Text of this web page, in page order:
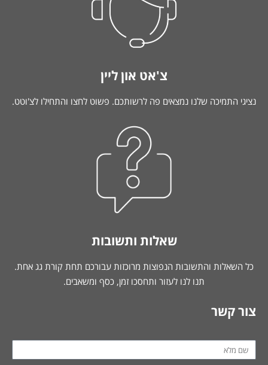
צ'אט און ליין
נציגי התמיכה שלנו נמצאים פה לרשותכם. פשוט לחצו והתחילו לצ'וטט.
שאלות ותשובות
כל השאלות והתשובות הנפוצות מרוכזות עבורכם תחת קורת גג אחת.
תנו לנו לעזור ותחסכו זמן, כסף ומשאבים.
צור קשר